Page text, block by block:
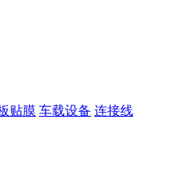
贴膜 车载设备 连接线